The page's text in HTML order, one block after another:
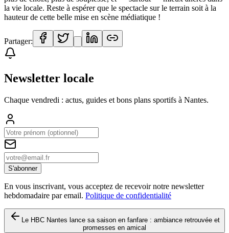
la vie locale. Reste à espérer que le spectacle sur le terrain soit à la
hauteur de cette belle mise en scène médiatique !
Partager:
Newsletter locale
Chaque vendredi : actus, guides et bons plans sportifs à Nantes.
S'abonner
En vous inscrivant, vous acceptez de recevoir notre newsletter
hebdomadaire par email. Politique de confidentialité
Le HBC Nantes lance sa saison en fanfare : ambiance retrouvée et
promesses en amical